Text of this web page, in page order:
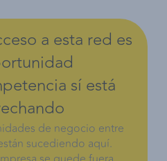
a esta red es
sí está
de negocio entre
sucediendo aquí.